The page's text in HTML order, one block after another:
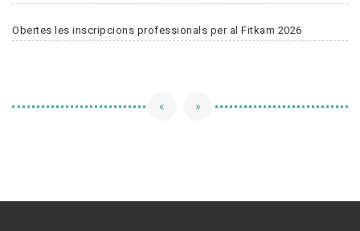
Obertes les inscripcions professionals per al Fitkam 2026
« »